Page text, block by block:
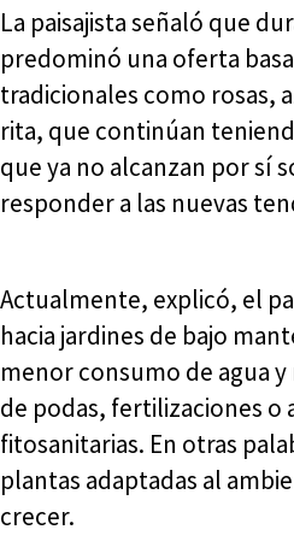
La paisajista señaló que
predominó una oferta
tradicionales como rosas,
rita, que continúan
que ya no alcanzan por sí
responder a las nuevas
Actualmente, explicó, el
hacia jardines de bajo
menor consumo de agua
de podas, fertilizaciones o
fitosanitarias. En otras
plantas adaptadas al
crecer.